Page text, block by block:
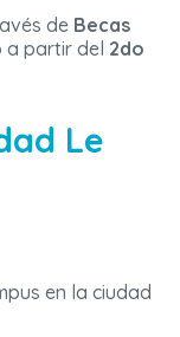
de Becas
partir del 2do
Le
en la ciudad